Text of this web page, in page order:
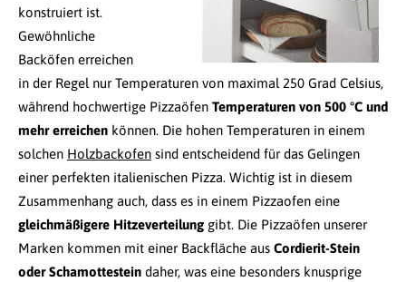
konstruiert ist.
Gewöhnliche
Backöfen erreichen
in der Regel nur Temperaturen von maximal 250 Grad Celsius,
während hochwertige Pizzaöfen Temperaturen von 500 °C und
mehr erreichen können. Die hohen Temperaturen in einem
solchen Holzbackofen sind entscheidend für das Gelingen
einer perfekten italienischen Pizza. Wichtig ist in diesem
Zusammenhang auch, dass es in einem Pizzaofen eine
gleichmäßigere Hitzeverteilung gibt. Die Pizzaöfen unserer
Marken kommen mit einer Backfläche aus Cordierit-Stein
oder Schamottestein daher, was eine besonders knusprige